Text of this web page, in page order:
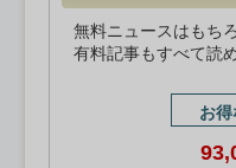
無料ニュースはもち
有料記事もすべて読
お